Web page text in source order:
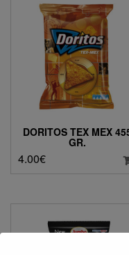
DORITOS TEX MEX
GR.
4.00€